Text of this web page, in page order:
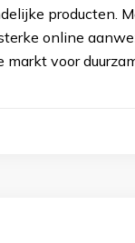
producten.
online
voor